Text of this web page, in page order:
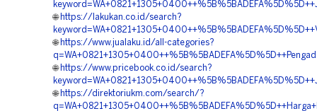
🌐 https://lakukan.co.id/search?
🌐 https://www.jualaku.id/all-categories?
🌐 https://www.pricebook.co.id/search?
🌐 https://direktoriukm.com/search/?